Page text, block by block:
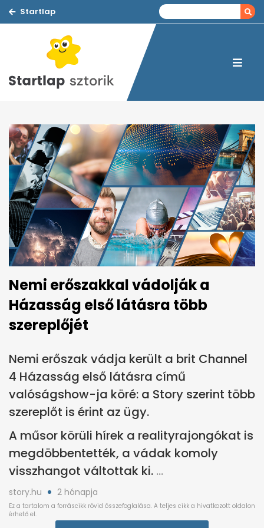
Startlap
Nemi erőszakkal vádolják a
Házasság első látásra több
szereplőjét
Nemi erőszak vádja került a brit Channel
4 Házasság első látásra című
valóságshow-ja köré: a Story szerint több
szereplőt is érint az ügy.
A műsor körüli hírek a realityrajongókat is
megdöbbentették, a vádak komoly
visszhangot váltottak ki.
story.hu 2 hónapja